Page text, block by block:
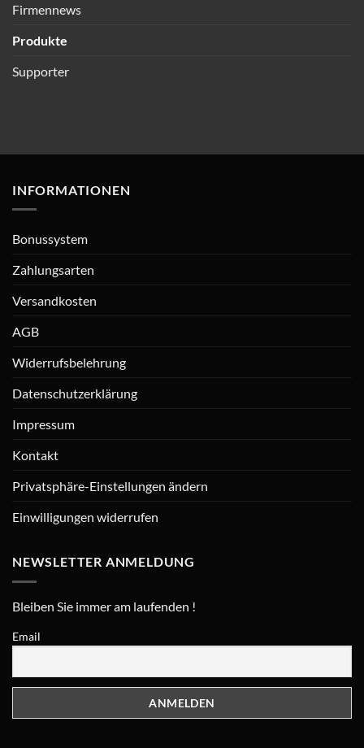
Firmennews
Produkte
Supporter
INFORMATIONEN
Bonussystem
Zahlungsarten
Versandkosten
AGB
Widerrufsbelehrung
Datenschutzerklärung
Impressum
Kontakt
Privatsphäre-Einstellungen ändern
Einwilligungen widerrufen
NEWSLETTER ANMELDUNG
Bleiben Sie immer am laufenden !
Email